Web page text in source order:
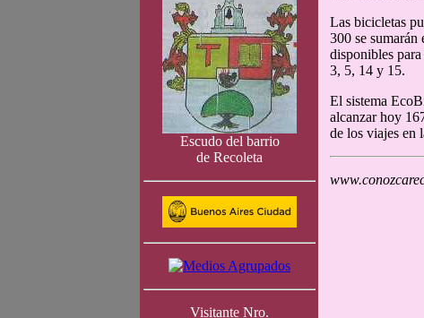
Escudo del barrio
de Recoleta
Visitante Nro.
Las bicicletas
300 se
disponibles
3, 5, 14 y 15.
El sistema
alcanzar hoy
de los viajes en